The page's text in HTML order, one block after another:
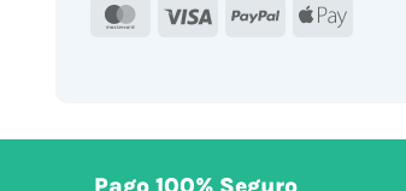
MasterCard
Visa PayPal Apple